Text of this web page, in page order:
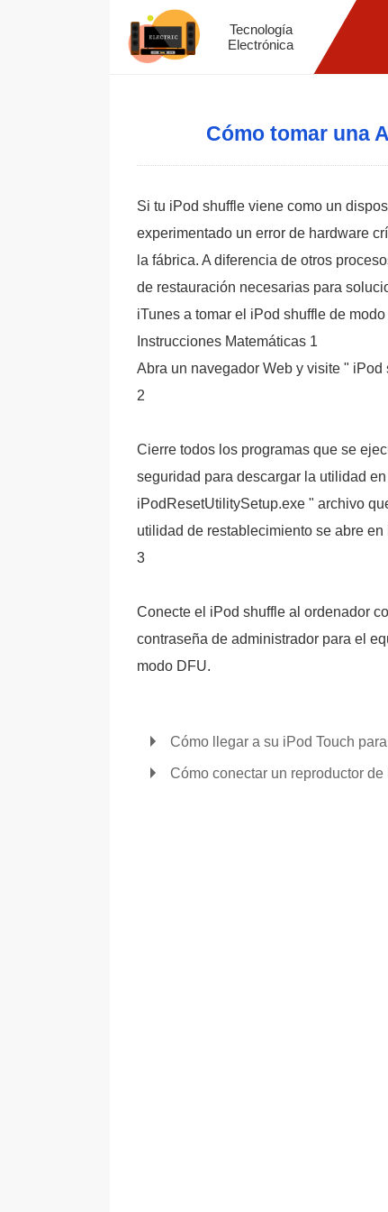
Tecnología
Electrónica
Cómo tomar una
Si tu iPod shuffle viene como un
experimentado un error de hardware
la fábrica. A diferencia de otros
de restauración necesarias para
iTunes a tomar el iPod shuffle de
Instrucciones Matemáticas 1
Abra un navegador Web y visite "
2
Cierre todos los programas que se
seguridad para descargar la utilidad
iPodResetUtilitySetup.exe " archivo
utilidad de restablecimiento se abre en
3
Conecte el iPod shuffle al ordenador
contraseña de administrador para el
modo DFU.
Cómo llegar a su iPod Touch
Cómo conectar un reproductor